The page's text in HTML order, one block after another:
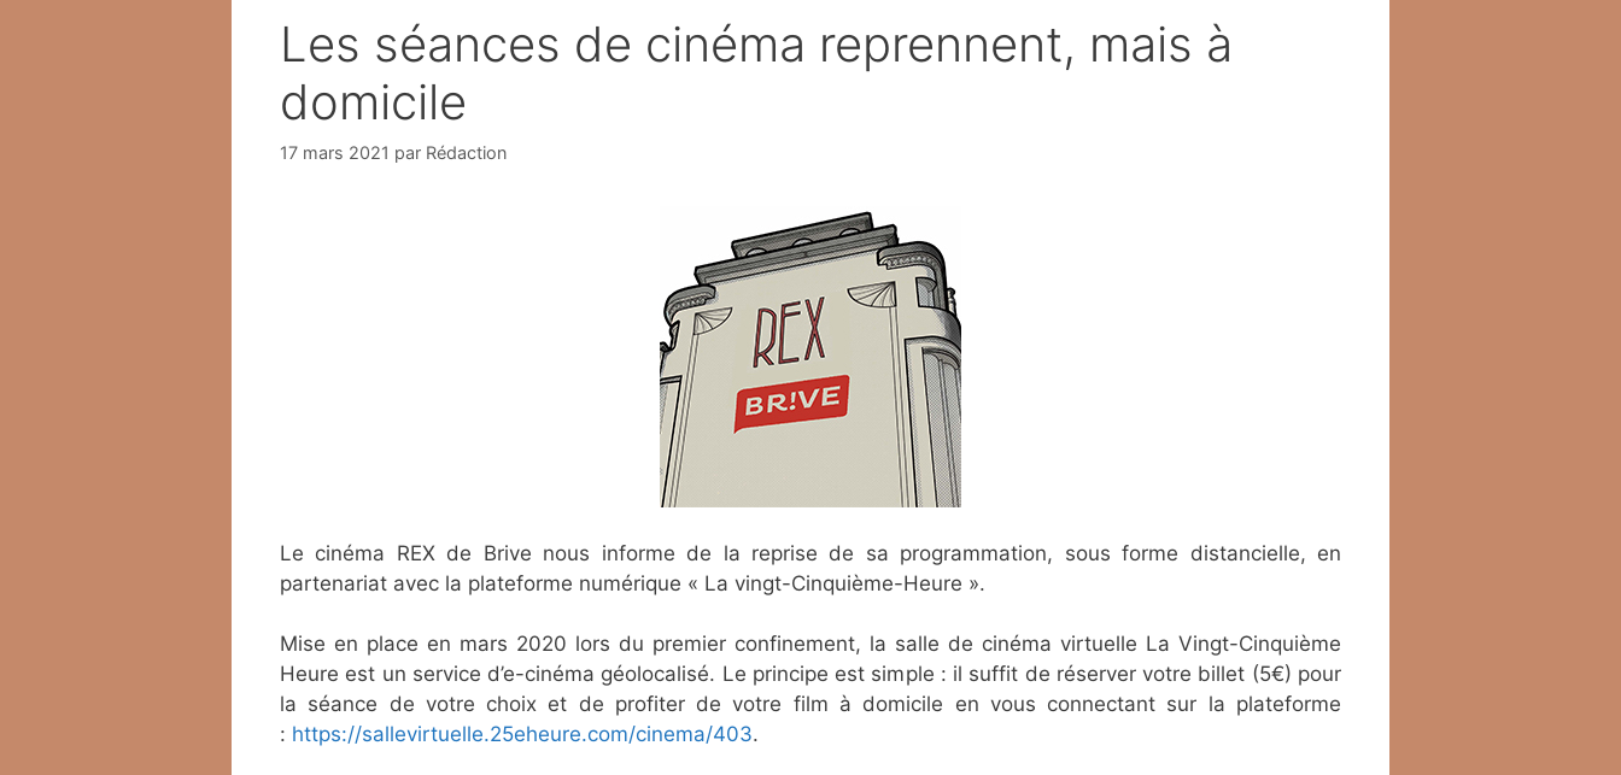
Les séances de cinéma reprennent, mais à
domicile
17 mars 2021 par Rédaction
Le cinéma REX de Brive nous informe de la reprise de sa programmation, sous forme distancielle, en
partenariat avec la plateforme numérique « La vingt-Cinquième-Heure ».
Mise en place en mars 2020 lors du premier confinement, la salle de cinéma virtuelle La Vingt-Cinquième
Heure est un service d’e-cinéma géolocalisé. Le principe est simple : il suffit de réserver votre billet (5€) pour
la séance de votre choix et de profiter de votre film à domicile en vous connectant sur la plateforme
: https://sallevirtuelle.25eheure.com/cinema/403.